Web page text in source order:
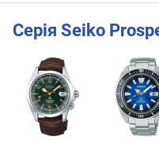
Серія Seiko